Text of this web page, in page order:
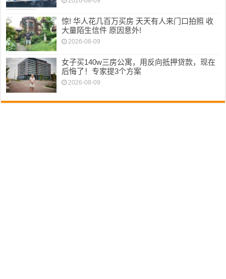
惊! 华人花几百万买房 天天有人来门口拍照 收
大量陌生信件 原因意外!
2026-08-09
女子买140w三房公寓，用反向抵押贷款，现在
后悔了！专家提3个方案
2026-08-09